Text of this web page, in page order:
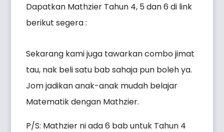
Dapatkan Mathzier Tahun 4, 5 dan 6 di link
berikut segera :
Sekarang kami juga tawarkan combo jimat
tau, nak beli satu bab sahaja pun boleh ya.
Jom jadikan anak-anak mudah belajar
Matematik dengan Mathzier.
P/S: Mathzier ni ada 6 bab untuk Tahun 4